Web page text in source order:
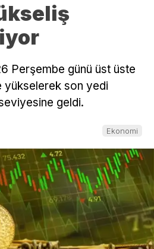
Perşembe günü üst üste
yükselerek son yedi
geldi.
Ekonomi